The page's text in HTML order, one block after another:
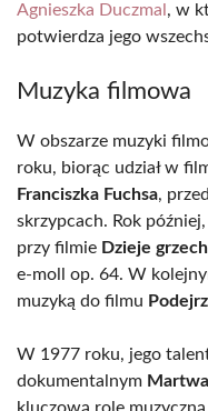
Agnieszka Duczmal , w
potwierdza jego
Muzyka filmowa
W obszarze muzyki
roku, biorąc udział w
Franciszka Fuchsa,
skrzypcach. Rok
przy filmie Dzieje
e-moll op. 64. W
muzyką do filmu
W 1977 roku, jego
dokumentalnym